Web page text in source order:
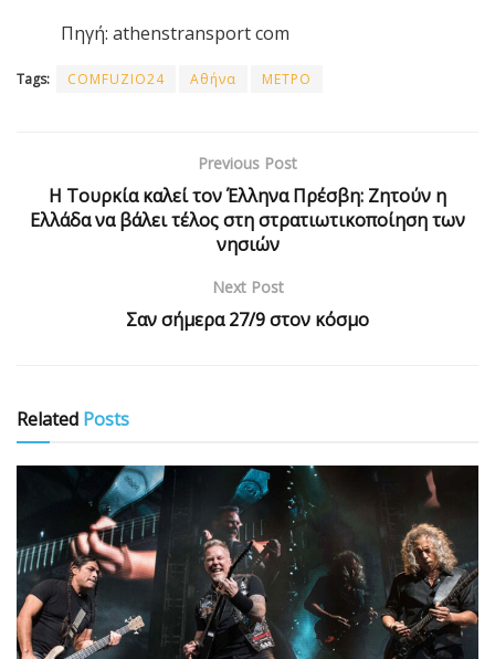
Πηγή: athenstransport com
Tags: COMFUZIO24 Αθήνα ΜΕΤΡΟ
Previous Post
Η Τουρκία καλεί τον Έλληνα Πρέσβη: Ζητούν η
Ελλάδα να βάλει τέλος στη στρατιωτικοποίηση των
νησιών
Next Post
Σαν σήμερα 27/9 στον κόσμο
Related Posts